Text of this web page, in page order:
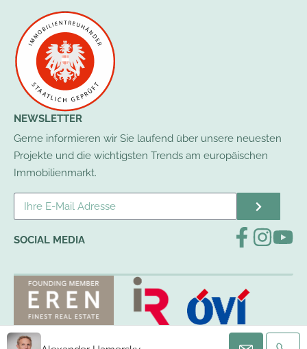
NEWSLETTER
Gerne informieren wir Sie laufend über unsere neuesten
Projekte und die wichtigsten Trends am europäischen
Immobilienmarkt.
SOCIAL MEDIA
Anfahrt